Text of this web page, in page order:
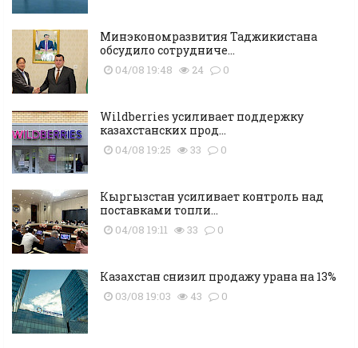
Минэкономразвития Таджикистана
обсудило сотрудниче...
04/08 19:48 24 0
Wildberries усиливает поддержку
казахстанских прод...
04/08 19:25 33 0
Кыргызстан усиливает контроль над
поставками топли...
04/08 19:11 33 0
Казахстан снизил продажу урана на 13%
03/08 19:03 43 0